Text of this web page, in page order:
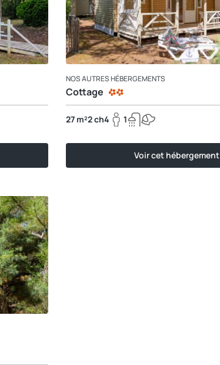
NOS AUTRES HÉBERGEMENTS
Cottage
27 m²2 ch4 1
Voir cet hébergement